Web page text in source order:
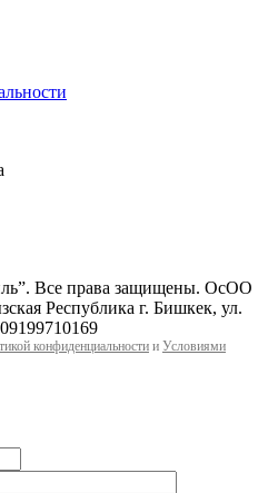
Все права защищены. ОсОО
Республика г. Бишкек, ул.
конфиденциальности и Условиями